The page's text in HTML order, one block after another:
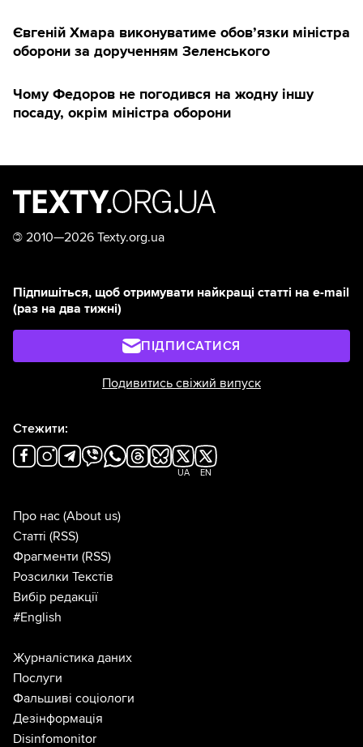
Євгеній Хмара виконуватиме обов’язки міністра
оборони за дорученням Зеленського
Чому Федоров не погодився на жодну іншу
посаду, окрім міністра оборони
© 2010—2026 Texty.org.ua
Підпишіться, щоб отримувати найкращі статті на e-mail
(раз на два тижні)
ПІДПИСАТИСЯ
Подивитись свіжий випуск
Стежити:
UA EN
Про нас (About us)
Статті (RSS)
Фрагменти (RSS)
Розсилки Текстів
Вибір редакції
#English
Журналістика даних
Послуги
Фальшиві соціологи
Дезінформація
Disinfomonitor